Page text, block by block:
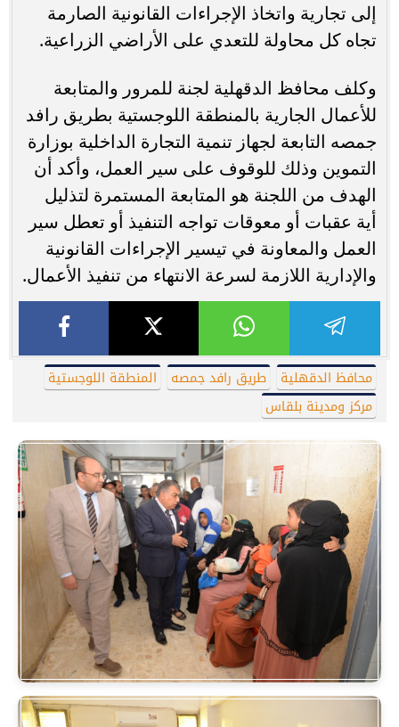
إلى تجارية واتخاذ الإجراءات القانونية الصارمة
تجاه كل محاولة للتعدي على الأراضي الزراعية.
وكلف محافظ الدقهلية لجنة للمرور والمتابعة
للأعمال الجارية بالمنطقة اللوجستية بطريق رافد
جمصه التابعة لجهاز تنمية التجارة الداخلية بوزارة
التموين وذلك للوقوف على سير العمل، وأكد أن
الهدف من اللجنة هو المتابعة المستمرة لتذليل
أية عقبات أو معوقات تواجه التنفيذ أو تعطل سير
العمل والمعاونة في تيسير الإجراءات القانونية
والإدارية اللازمة لسرعة الانتهاء من تنفيذ الأعمال.
محافظ الدقهلية طريق رافد جمصه
المنطقة اللوجستية
مركز ومدينة بلقاس